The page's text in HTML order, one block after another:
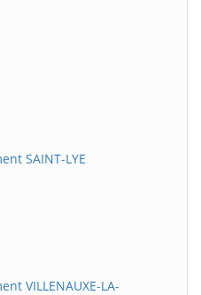
SAINT-LYE
VILLENAUXE-LA-